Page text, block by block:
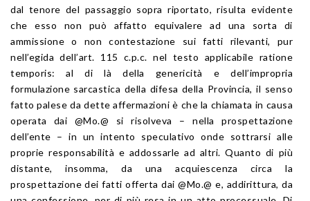
dal tenore del passaggio sopra riportato, risulta evidente
che esso non può affatto equivalere ad una sorta di
ammissione o non contestazione sui fatti rilevanti, pur
nell’egida dell’art. 115 c.p.c. nel testo applicabile ratione
temporis: al di là della genericità e dell’impropria
formulazione sarcastica della difesa della Provincia, il senso
fatto palese da dette affermazioni è che la chiamata in causa
operata dai @Mo.@ si risolveva – nella prospettazione
dell’ente – in un intento speculativo onde sottrarsi alle
proprie responsabilità e addossarle ad altri. Quanto di più
distante, insomma, da una acquiescenza circa la
prospettazione dei fatti offerta dai @Mo.@ e, addirittura, da